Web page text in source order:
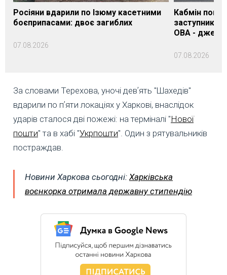
Росіяни вдарили по Ізюму касетними
боєприпасами: двоє загиблих
07.08.2026
Кабмін
заступника
ОВА -
07.08.2026
За словами Терехова, уночі девʼять "Шахедів"
вдарили по пʼяти локаціях у Харкові, внаслідок
ударів сталося дві пожежі: на терміналі "Нової
пошти" та в хабі "Укрпошти". Один з рятувальників
постраждав.
Новини Харкова сьогодні: Харківська
воєнкорка отримала державну стипендію